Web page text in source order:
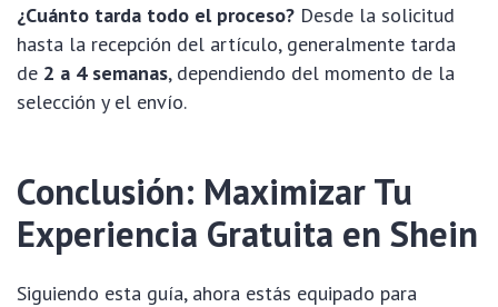
¿Cuánto tarda todo el proceso? Desde la solicitud
hasta la recepción del artículo, generalmente tarda
de 2 a 4 semanas, dependiendo del momento de la
selección y el envío.
Conclusión: Maximizar Tu
Experiencia Gratuita en Shein
Siguiendo esta guía, ahora estás equipado para